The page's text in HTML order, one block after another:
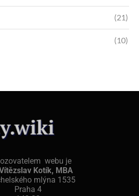
(21)
(10)
webu je
Kotík, MBA
mlýna 1535
Praha 4